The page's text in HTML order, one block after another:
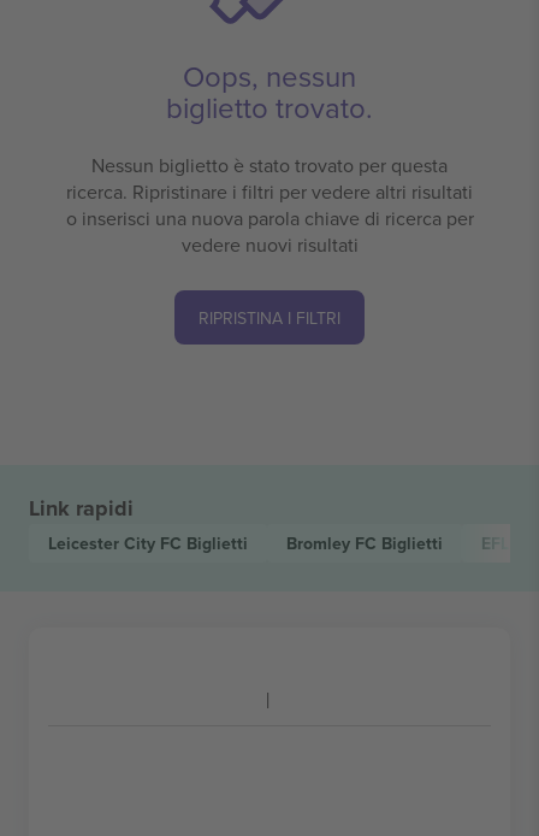
Oops, nessun
biglietto trovato.
Nessun biglietto è stato trovato per questa
ricerca. Ripristinare i filtri per vedere altri risultati
o inserisci una nuova parola chiave di ricerca per
vedere nuovi risultati
RIPRISTINA I FILTRI
Link rapidi
Leicester City FC Biglietti Bromley FC Biglietti EFL